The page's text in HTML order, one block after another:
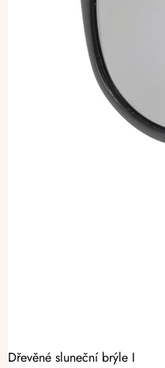
Dřevěné sluneční brýle I